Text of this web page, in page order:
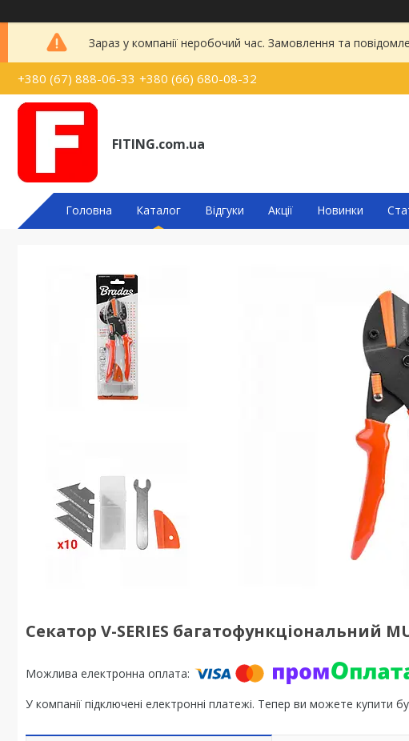
Зараз у компанії неробочий час. Замовлення та
+380 (67) 888-06-33 +380 (66) 680-08-32
FITING.com.ua
Головна Каталог Відгуки Акції Новинки
Секатор V-SERIES багатофункціональний
У компанії підключені електронні платежі. Тепер ви можете купити